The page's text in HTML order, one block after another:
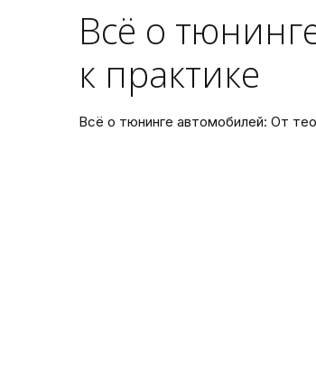
Всё о
к практике
Всё о тюнинге автомобилей: От